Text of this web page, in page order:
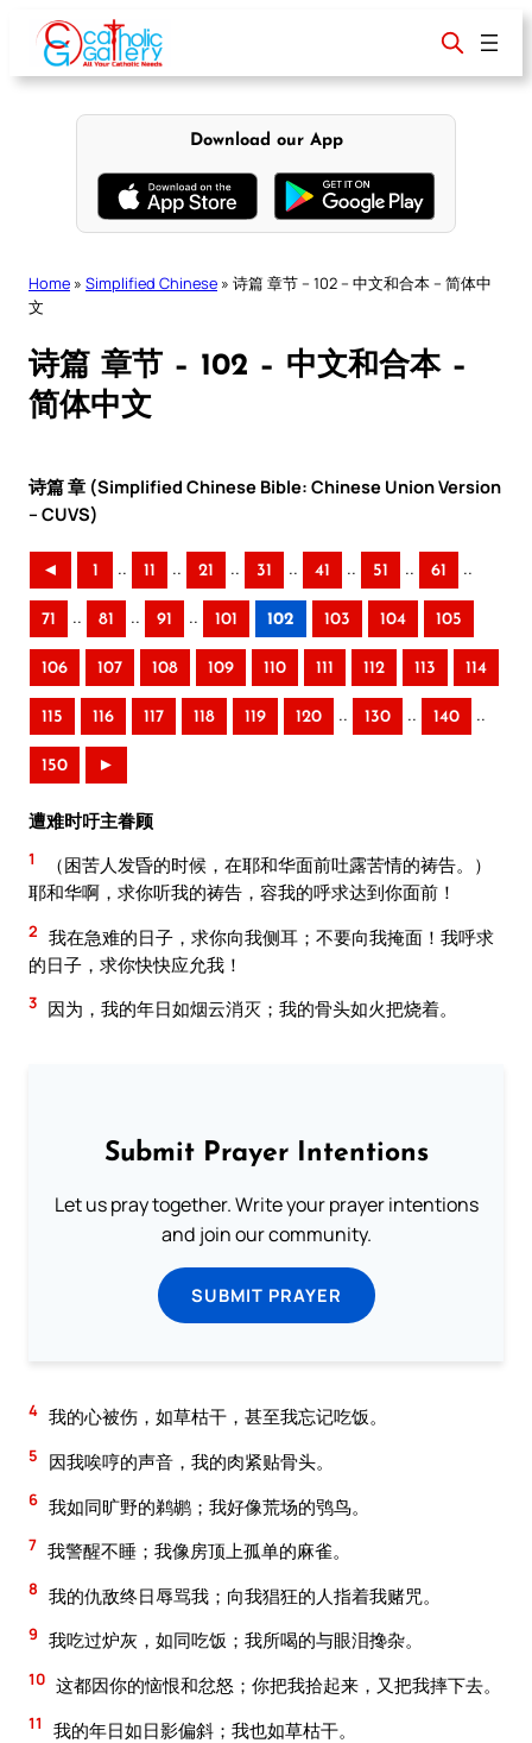
content
Download our App
Home » Simplified Chinese » 诗篇 章节 – 102 – 中文和合本 – 简体中
文
诗篇 章节 – 102 – 中文和合本 –
简体中文
诗篇 章 (Simplified Chinese Bible: Chinese Union Version
– CUVS)
◄ 1 .. 11 .. 21 .. 31 .. 41 .. 51 .. 61 ..
71 .. 81 .. 91 .. 101 102 103 104 105
106 107 108 109 110 111 112 113 114
115 116 117 118 119 120 .. 130 .. 140 ..
150 ►
遭难时吁主眷顾
1
（困苦人发昏的时候，在耶和华面前吐露苦情的祷告。）
耶和华啊，求你听我的祷告，容我的呼求达到你面前！
2 我在急难的日子，求你向我侧耳；不要向我掩面！我呼求
的日子，求你快快应允我！
3 因为，我的年日如烟云消灭；我的骨头如火把烧着。
Submit Prayer Intentions
Let us pray together. Write your prayer intentions
and join our community.
SUBMIT PRAYER
4 我的心被伤，如草枯干，甚至我忘记吃饭。
5 因我唉哼的声音，我的肉紧贴骨头。
6 我如同旷野的鹈鹕；我好像荒场的鸮鸟。
7 我警醒不睡；我像房顶上孤单的麻雀。
8 我的仇敌终日辱骂我；向我猖狂的人指着我赌咒。
9 我吃过炉灰，如同吃饭；我所喝的与眼泪搀杂。
10 这都因你的恼恨和忿怒；你把我拾起来，又把我摔下去。
11
我的年日如日影偏斜；我也如草枯干。